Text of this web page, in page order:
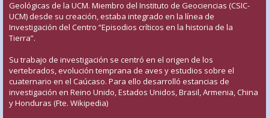
Geológicas de la UCM. Miembro del Instituto de Geociencias (CSIC-
UCM) desde su creación, estaba integrado en la línea de
Investigación del Centro “Episodios críticos en la historia de la
Tierra”.
Su trabajo de investigación se centró en el origen de los
vertebrados, evolución temprana de aves y estudios sobre el
cuaternario en el Caúcaso. Para ello desarrolló estancias de
investigación en Reino Unido, Estados Unidos, Brasil, Armenia, China
y Honduras (Fte. Wikipedia)